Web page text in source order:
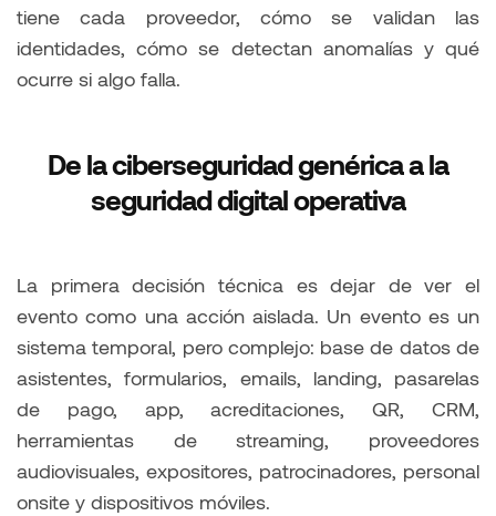
tiene cada proveedor, cómo se validan las
identidades, cómo se detectan anomalías y qué
ocurre si algo falla.
De la ciberseguridad genérica a la
seguridad digital operativa
La primera decisión técnica es dejar de ver el
evento como una acción aislada. Un evento es un
sistema temporal, pero complejo: base de datos de
asistentes, formularios, emails, landing, pasarelas
de pago, app, acreditaciones, QR, CRM,
herramientas de streaming, proveedores
audiovisuales, expositores, patrocinadores, personal
onsite y dispositivos móviles.